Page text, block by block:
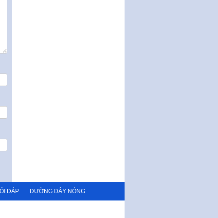
ĐÁP ĐƯỜNG DÂY NÓNG